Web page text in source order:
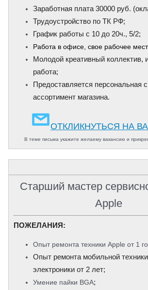
Заработная плата 30000 руб.
Трудоустройство по ТК РФ;
График работы с 10 до 20ч., 5/2;
Работа в офисе, свое рабочее
Молодой креативный коллектив,
работа;
Предоставляется персональная
ассортимент магазина.
ОТКЛИКНУТЬСЯ НА
В теме письма укажите желаему вакансию и
Старший мастер
Apple
ПОЖЕЛАНИЯ:
Опыт ремонта техники Apple от 1
Опыт ремонта мобильной
электроники от 2 лет;
Умение пайки BGA;